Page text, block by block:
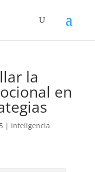
la
en
| inteligencia